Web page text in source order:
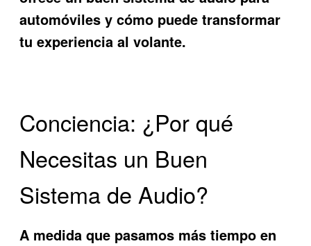
automóviles y cómo puede transformar
tu experiencia al volante.
Conciencia: ¿Por qué
Necesitas un Buen
Sistema de Audio?
A medida que pasamos más tiempo en